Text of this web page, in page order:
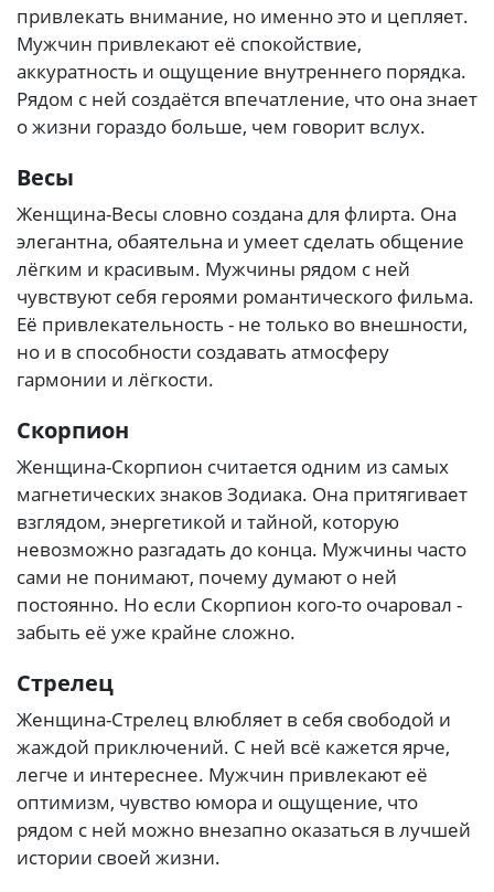
привлекать внимание, но именно это и цепляет.
Мужчин привлекают её спокойствие,
аккуратность и ощущение внутреннего порядка.
Рядом с ней создаётся впечатление, что она знает
о жизни гораздо больше, чем говорит вслух.
Весы
Женщина-Весы словно создана для флирта. Она
элегантна, обаятельна и умеет сделать общение
лёгким и красивым. Мужчины рядом с ней
чувствуют себя героями романтического фильма.
Её привлекательность - не только во внешности,
но и в способности создавать атмосферу
гармонии и лёгкости.
Скорпион
Женщина-Скорпион считается одним из самых
магнетических знаков Зодиака. Она притягивает
взглядом, энергетикой и тайной, которую
невозможно разгадать до конца. Мужчины часто
сами не понимают, почему думают о ней
постоянно. Но если Скорпион кого-то очаровал -
забыть её уже крайне сложно.
Стрелец
Женщина-Стрелец влюбляет в себя свободой и
жаждой приключений. С ней всё кажется ярче,
легче и интереснее. Мужчин привлекают её
оптимизм, чувство юмора и ощущение, что
рядом с ней можно внезапно оказаться в лучшей
истории своей жизни.